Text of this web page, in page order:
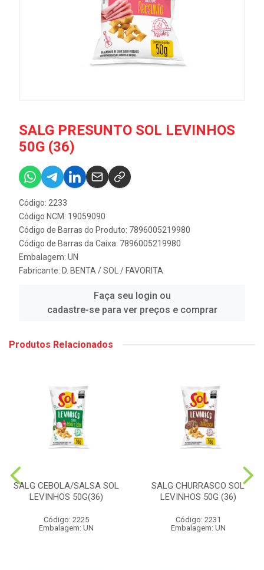
SALG PRESUNTO SOL LEVINHOS
50G (36)
Código: 2233
Código NCM: 19059090
Código de Barras do Produto: 7896005219980
Código de Barras da Caixa: 7896005219980
Embalagem: UN
Fabricante: D. BENTA / SOL / FAVORITA
Faça seu login ou
cadastre-se para ver preços e comprar
Produtos Relacionados
SALG CEBOLA/SALSA SOL
LEVINHOS 50G(36)
Código: 2225
Embalagem: UN
SALG CHURRASCO SOL
LEVINHOS 50G (36)
Código: 2231
Embalagem: UN